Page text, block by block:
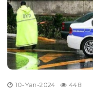
10-Yan-2024 448